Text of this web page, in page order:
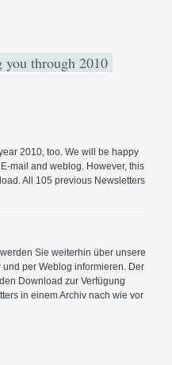
through 2010
2010, too. We will be happy
mail and weblog. However, this
All 105 previous Newsletters
Sie weiterhin über unsere
per Weblog informieren. Der
Download zur Verfügung
in einem Archiv nach wie vor